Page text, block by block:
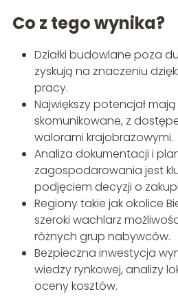
Co z tego wynika?
Działki budowlane poza
zyskują na znaczeniu
pracy.
Największy potencjał
skomunikowane, z
walorami krajobrazowymi.
Analiza dokumentacji i
zagospodarowania jest
podjęciem decyzji o
Regiony takie jak okolice
szeroki wachlarz
różnych grup nabywców.
Bezpieczna inwestycja
wiedzy rynkowej, analizy
oceny kosztów.